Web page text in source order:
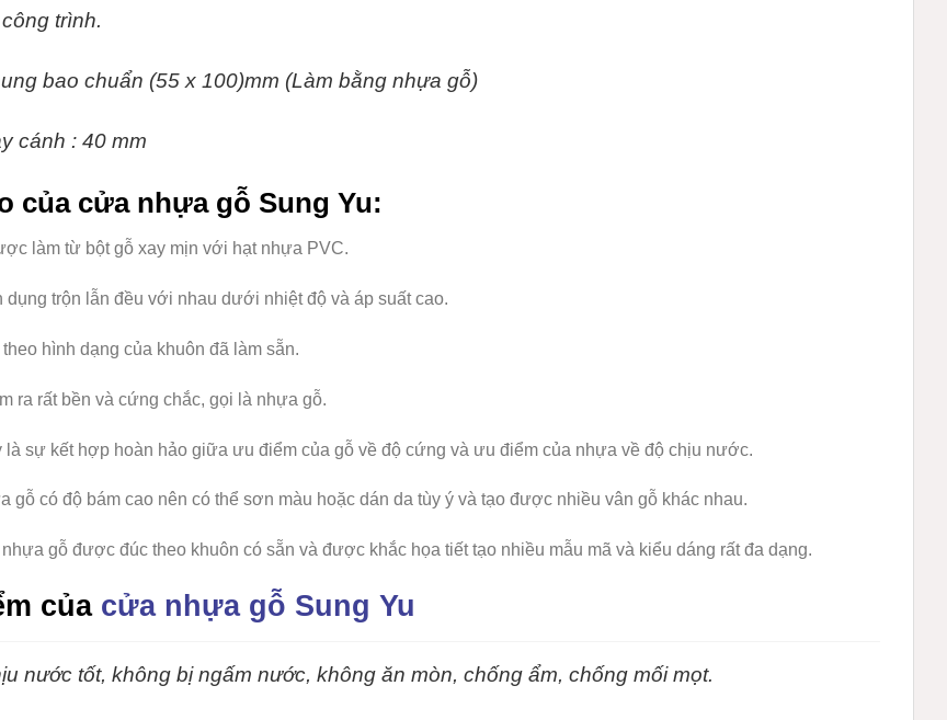
công trình.
bao chuẩn (55 x 100)mm (Làm bằng nhựa gỗ)
cánh : 40 mm
của cửa nhựa gỗ Sung Yu:
làm từ bột gỗ xay mịn với hạt nhựa PVC.
dụng trộn lẫn đều với nhau dưới nhiệt độ và áp suất cao.
hình dạng của khuôn đã làm sẵn.
ra rất bền và cứng chắc, gọi là nhựa gỗ.
là sự kết hợp hoàn hảo giữa ưu điểm của gỗ về độ cứng và ưu điểm của nhựa về độ chịu nước.
gỗ có độ bám cao nên có thể sơn màu hoặc dán da tùy ý và tạo được nhiều vân gỗ khác nhau.
gỗ được đúc theo khuôn có sẵn và được khắc họa tiết tạo nhiều mẫu mã và kiểu dáng rất đa dạng.
của cửa nhựa gỗ Sung Yu
nước tốt, không bị ngấm nước, không ăn mòn, chống ẩm, chống mối mọt.